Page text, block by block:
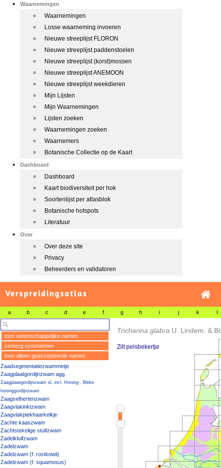
Waarnemingen
Waarnemingen
Losse waarneming invoeren
Nieuwe streeplijst FLORON
Nieuwe streeplijst paddenstoelen
Nieuwe streeplijst (korst)mossen
Nieuwe streeplijst ANEMOON
Nieuwe streeplijst weekdieren
Mijn Lijsten
Mijn Waarnemingen
Lijsten zoeken
Waarnemingen zoeken
Waarnemers
Botanische Collectie op de Kaart
Dashboard
Dashboard
Kaart biodiversiteit per hok
Soortenlijst per atlasblok
Botanische hotspots
Literatuur
Over
Over deze site
Privacy
Beheerders en validatoren
Verspreidingsatlas
a b c d e f g h i j k l
toon wetenschappelijke namen
verberg synoniemen
toon alleen geaccepteerde namen
Zaadsegmentatiezwammetje
Zaagplaatgordijnzwam agg.
Zaagplaatgordijnzwam sl, incl. Honing-, Bleke
honinggordijnzwam
Zaagselhertenzwam
Zaagvlakinktzwam
Zaagvlakpiekhaarkelkje
Zachte kaaszwam
Zachtstekelige stuifzwam
Zadelkluifzwam
Zadelzwam
Zadelzwam (f. rostkowii)
Zadelzwam (f. squamosus)
Tricharina glabra U. Lindem. &
Zilt pelsbekertje